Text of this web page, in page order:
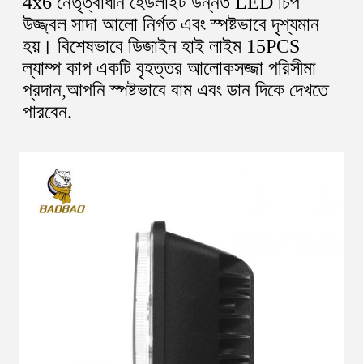
উজ্জ্বল সাদা আলো নির্গত এবং স্পষ্টভাবে দৃশ্যমান
হয়। বিশেষভাবে ডিজাইন হাই লাইম 15PCS
ল্যাম্প কাপ একটি বৃহত্তর আলোকসজ্জা পরিসীমা
প্রদান,আপনি স্পষ্টভাবে বাম এবং ডান দিকে দেখতে
পারবেন.